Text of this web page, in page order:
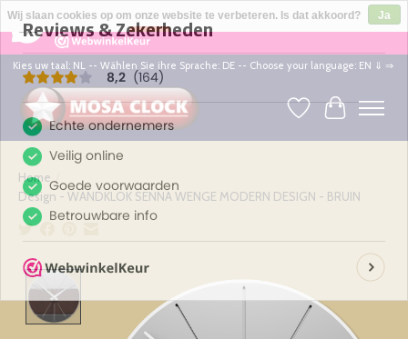
8,2
164 Reviews ×
Kies uw taal: NL -- Wählen Sie ihre Sprache: DE -- Choose your language: EN ⇓ ⇒
Verlanglijst
Home
Design - WANDKLOK SENNA WENGE MODERN DESIGN - BRUIN
Product image slideshow Items
Wij slaan cookies op om onze website te verbeteren. Is dat akkoord?
Ja
Nee
Meer over cookies »